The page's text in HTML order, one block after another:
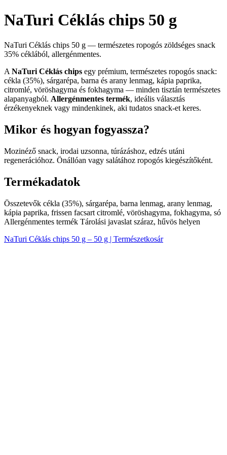
NaTuri Céklás chips 50 g
NaTuri Céklás chips 50 g — természetes ropogós zöldséges snack
35% céklából, allergénmentes.
A NaTuri Céklás chips egy prémium, természetes ropogós snack:
cékla (35%), sárgarépa, barna és arany lenmag, kápia paprika,
citromlé, vöröshagyma és fokhagyma — minden tisztán természetes
alapanyagból. Allergénmentes termék, ideális választás
érzékenyeknek vagy mindenkinek, aki tudatos snack-et keres.
Mikor és hogyan fogyassza?
Mozinéző snack, irodai uzsonna, túrázáshoz, edzés utáni
regenerációhoz. Önállóan vagy salátához ropogós kiegészítőként.
Termékadatok
Összetevők cékla (35%), sárgarépa, barna lenmag, arany lenmag,
kápia paprika, frissen facsart citromlé, vöröshagyma, fokhagyma, só
Allergénmentes termék Tárolási javaslat száraz, hűvös helyen
NaTuri Céklás chips 50 g – 50 g | Természetkosár